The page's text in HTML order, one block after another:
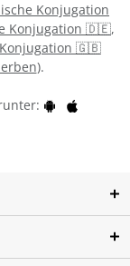
Konjugation
Konjugation 🇩🇪,
Konjugation 🇬🇧
).